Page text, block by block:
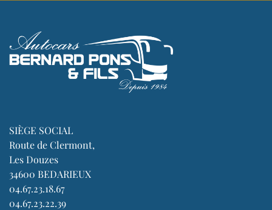
SIÈGE SOCIAL
Route de Clermont,
Les Douzes
34600 BEDARIEUX
04.67.23.18.67
04.67.23.22.39